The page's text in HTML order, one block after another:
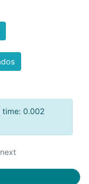
time: 0.002
next